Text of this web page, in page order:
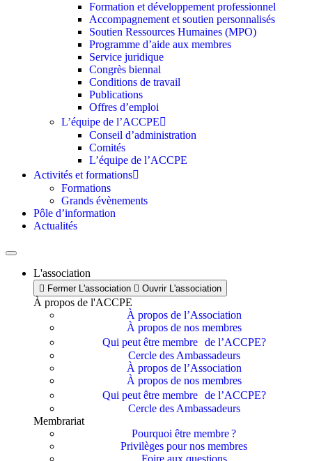
Formation et développement professionnel
Accompagnement et soutien personnalisés
Soutien Ressources Humaines (MPO)
Programme d’aide aux membres
Service juridique
Congrès biennal
Conditions de travail
Publications
Offres d’emploi
L’équipe de l’ACCPE
Conseil d’administration
Comités
L’équipe de l’ACCPE
Activités et formations
Formations
Grands évènements
Pôle d’information
Actualités
L'association
Fermer L'association Ouvrir L'association
À propos de l'ACCPE
À propos de l’Association
À propos de nos membres
Qui peut être membre de l’ACCPE?
Cercle des Ambassadeurs
À propos de l’Association
À propos de nos membres
Qui peut être membre de l’ACCPE?
Cercle des Ambassadeurs
Membrariat
Pourquoi être membre ?​
Privilèges pour nos membres​
Foire aux questions